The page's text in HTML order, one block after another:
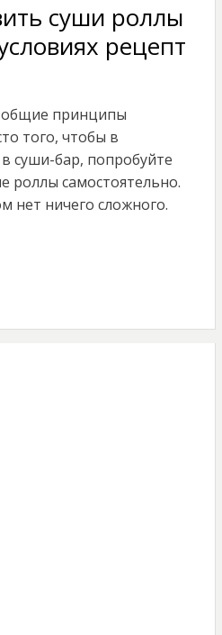
суши роллы
рецепт
принципы
того, чтобы в
суши-бар, попробуйте
роллы самостоятельно.
нет ничего сложного.